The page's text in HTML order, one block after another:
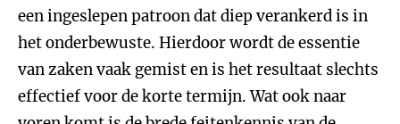
een ingeslepen patroon dat diep verankerd is in
het onderbewuste. Hierdoor wordt de essentie
van zaken vaak gemist en is het resultaat slechts
effectief voor de korte termijn. Wat ook naar